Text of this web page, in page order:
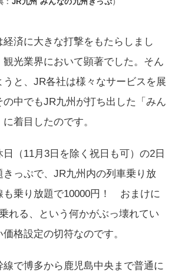
済に大きな打撃をもたらしまし
観光業界において顕著でした。そん
うと、JR各社は様々なサービスを展
の中でもJR九州が打ち出した「みん
着目したのです。
（11月3日を除く祝日も可）の2日
きっぷで、JR九州内の列車乗り放
も乗り放題で10000円！ おまけに
れる、という何かがぶっ壊れてい
格設定の切符なのです。
で博多から鹿児島中央まで普通に